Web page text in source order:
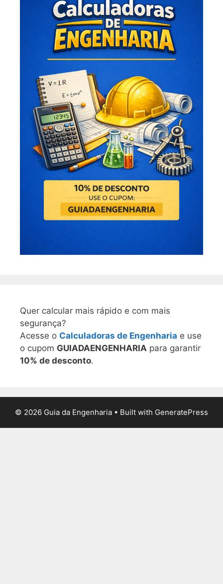
Quer calcular mais rápido e com mais
segurança?
Acesse o Calculadoras de Engenharia e use
o cupom GUIADAENGENHARIA para garantir
10% de desconto.
© 2026 Guia da Engenharia • Built with GeneratePress